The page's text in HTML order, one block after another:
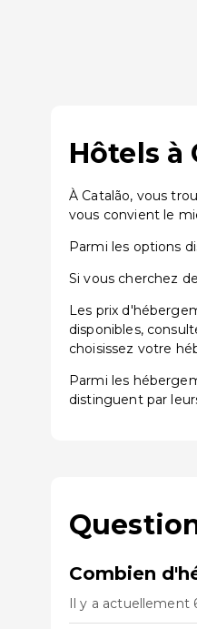
Hôtels
À Catalão, vous
vous convient le
Parmi les options
Si vous cherchez
Les prix
disponibles,
choisissez votre
Parmi les
distinguent par
Combien
Il y a actuellement